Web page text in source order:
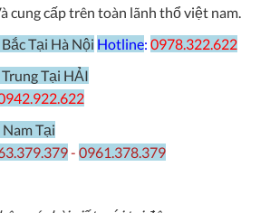
cung cấp trên toàn lãnh thổ việt nam.
Tại Hà Nội Hotline: 0978.322.622
Tại HẢI
Tại
- 0961.378.379